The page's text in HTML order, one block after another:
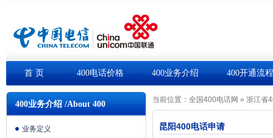
首 页 400电话价格 400业务介绍 400开通流程
400业务介绍 /About 400
业务定义
当前位置： 全国400电话网 » 浙江省
昆阳400电话申请